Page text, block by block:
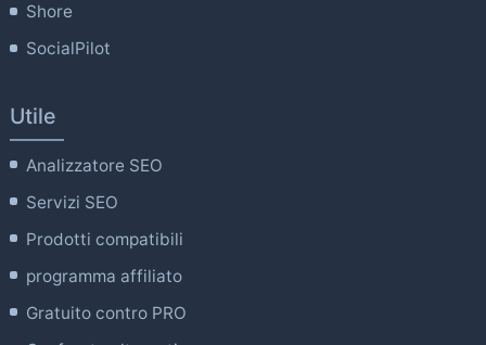
Shore
SocialPilot
Utile
Analizzatore SEO
Servizi SEO
Prodotti compatibili
programma affiliato
Gratuito contro PRO